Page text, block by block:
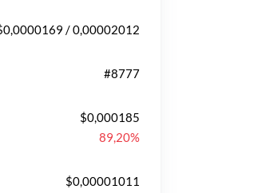
/ 0,00002012
#8777
$0,000185
89,20%
$0,00001011